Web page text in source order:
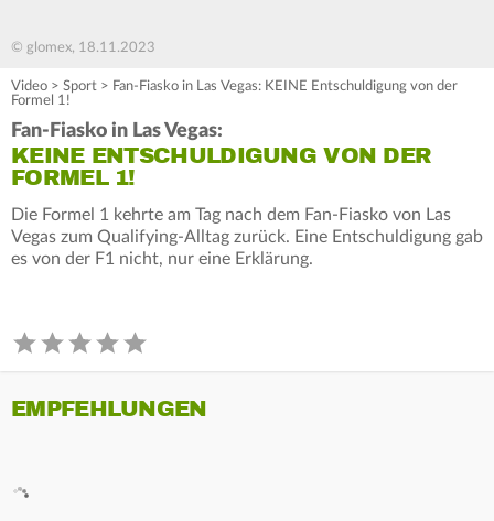
© glomex, 18.11.2023
Video > Sport > Fan-Fiasko in Las Vegas: KEINE Entschuldigung von der
Formel 1!
Fan-Fiasko in Las Vegas:
KEINE ENTSCHULDIGUNG VON DER
FORMEL 1!
Die Formel 1 kehrte am Tag nach dem Fan-Fiasko von Las
Vegas zum Qualifying-Alltag zurück. Eine Entschuldigung gab
es von der F1 nicht, nur eine Erklärung.
EMPFEHLUNGEN